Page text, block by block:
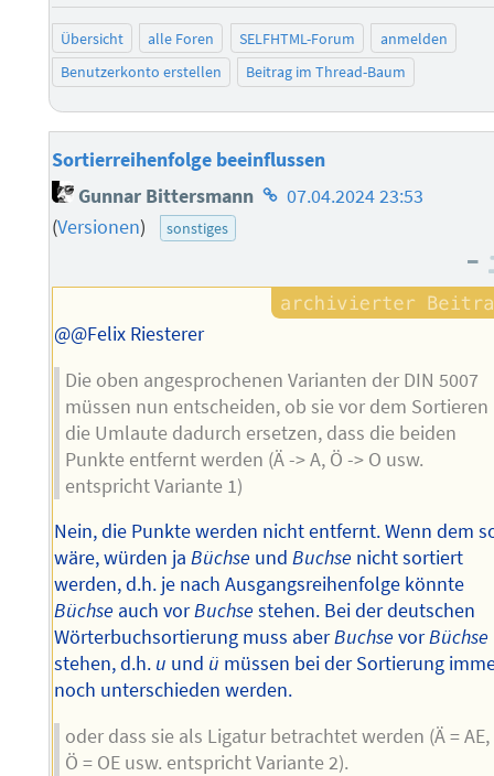
Übersicht alle Foren SELFHTML-Forum
anmelden
Benutzerkonto erstellen
Beitrag im Thread-Baum
Sortierreihenfolge beeinflussen
Gunnar Bittersmann Homepage
07.04.2024 23:53
(Versionen) sonstiges
–
@@Felix Riesterer
Die oben angesprochenen Varianten der DIN 5007
müssen nun entscheiden, ob sie vor dem Sortieren
die Umlaute dadurch ersetzen, dass die beiden
Punkte entfernt werden (Ä -> A, Ö -> O usw.
entspricht Variante 1)
Nein, die Punkte werden nicht entfernt. Wenn dem
wäre, würden jaBüchse undBuchse nicht sortiert
werden, d.h. je nach Ausgangsreihenfolge könnte
Büchse auch vorBuchse stehen. Bei der deutschen
Wörterbuchsortierung muss aberBuchse vorBüchse
stehen, d.h. u und ü müssen bei der Sortierung
noch unterschieden werden.
oder dass sie als Ligatur betrachtet werden (Ä = AE,
Ö = OE usw. entspricht Variante 2).